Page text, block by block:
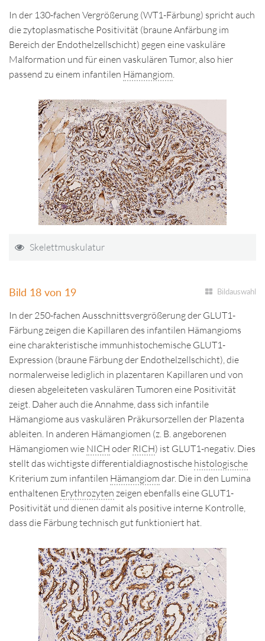
In der 130-fachen Vergrößerung (WT1-Färbung) spricht auch
die zytoplasmatische Positivität (braune Anfärbung im
Bereich der Endothelzellschicht) gegen eine vaskuläre
Malformation und für einen vaskulären Tumor, also hier
passend zu einem infantilen Hämangiom.
Skelettmuskulatur
Bild 18 von 19 Bildauswahl
In der 250-fachen Ausschnittsvergrößerung der GLUT1-
Färbung zeigen die Kapillaren des infantilen Hämangioms
eine charakteristische immunhistochemische GLUT1-
Expression (braune Färbung der Endothelzellschicht), die
normalerweise lediglich in plazentaren Kapillaren und von
diesen abgeleiteten vaskulären Tumoren eine Positivität
zeigt. Daher auch die Annahme, dass sich infantile
Hämangiome aus vaskulären Präkursorzellen der Plazenta
ableiten. In anderen Hämangiomen (z. B. angeborenen
Hämangiomen wie NICH oder RICH) ist GLUT1-negativ. Dies
stellt das wichtigste differentialdiagnostische histologische
Kriterium zum infantilen Hämangiom dar. Die in den Lumina
enthaltenen Erythrozyten zeigen ebenfalls eine GLUT1-
Positivität und dienen damit als positive interne Kontrolle,
dass die Färbung technisch gut funktioniert hat.